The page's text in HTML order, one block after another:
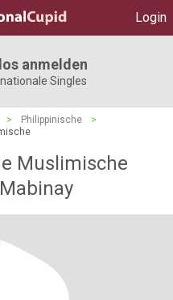
Login
anmelden
Singles
> Philippinische
>
Muslimische